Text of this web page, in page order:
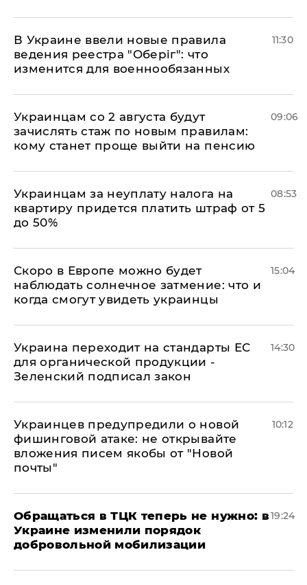
В Украине ввели новые правила
ведения реестра "Оберіг": что
изменится для военнообязанных
11:30
Украинцам со 2 августа будут
зачислять стаж по новым правилам:
кому станет проще выйти на пенсию
09:06
Украинцам за неуплату налога на
квартиру придется платить штраф от 5
до 50%
08:53
Скоро в Европе можно будет
наблюдать солнечное затмение: что и
когда смогут увидеть украинцы
15:04
Украина переходит на стандарты ЕС
для органической продукции -
Зеленский подписал закон
14:30
Украинцев предупредили о новой
фишинговой атаке: не открывайте
вложения писем якобы от "Новой
почты"
10:12
Обращаться в ТЦК теперь не нужно: в
Украине изменили порядок
добровольной мобилизации
19:24